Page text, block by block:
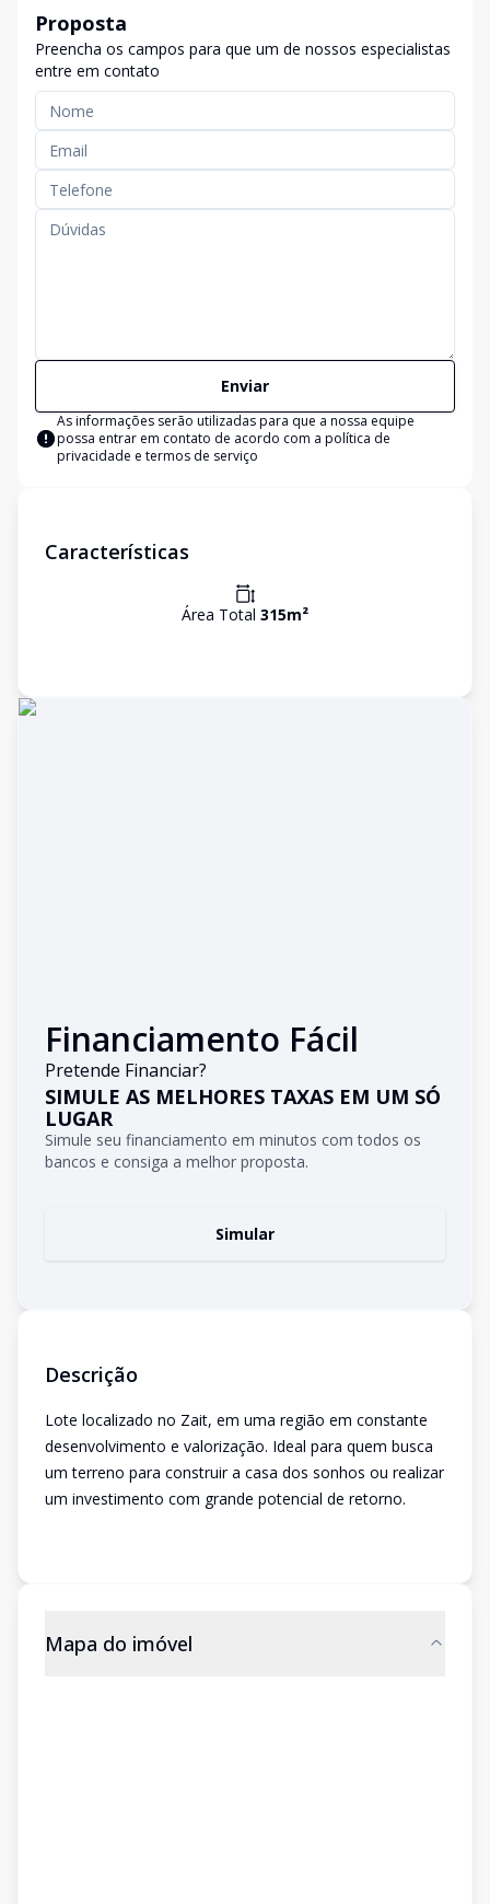
Proposta
Preencha os campos para que um de nossos especialistas
entre em contato
Enviar
As informações serão utilizadas para que a nossa equipe
possa entrar em contato de acordo com a política de
privacidade e termos de serviço
Características
Área Total 315m²
Financiamento Fácil
Pretende Financiar?
SIMULE AS MELHORES TAXAS EM UM SÓ
LUGAR
Simule seu financiamento em minutos com todos os
bancos e consiga a melhor proposta.
Simular
Descrição
Lote localizado no Zait, em uma região em constante
desenvolvimento e valorização. Ideal para quem busca
um terreno para construir a casa dos sonhos ou realizar
um investimento com grande potencial de retorno.
Mapa do imóvel